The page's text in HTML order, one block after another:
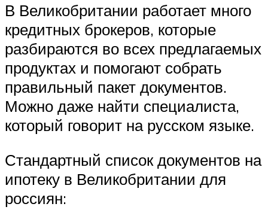
В Великобритании работает много
кредитных брокеров, которые
разбираются во всех предлагаемых
продуктах и помогают собрать
правильный пакет документов.
Можно даже найти специалиста,
который говорит на русском языке.
Стандартный список документов на
ипотеку в Великобритании для
россиян: